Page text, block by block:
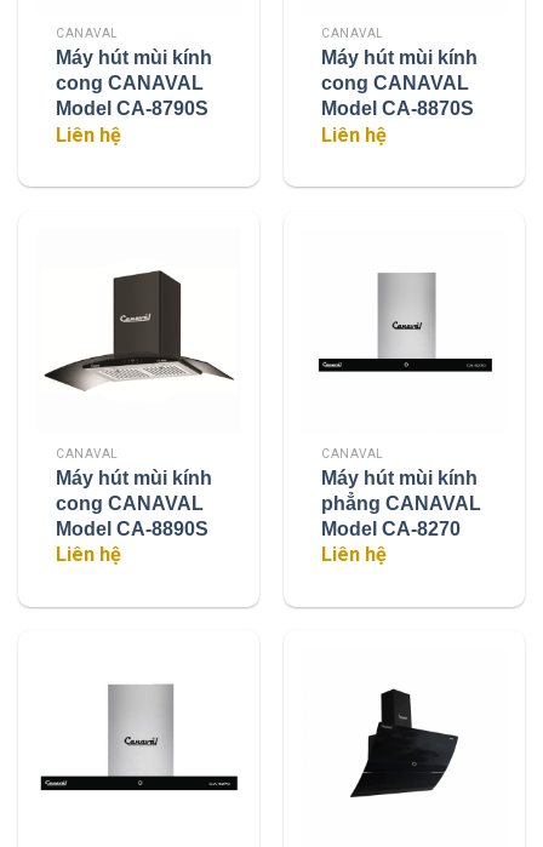
CANAVAL
Máy hút mùi kính
cong CANAVAL
Model CA-8790S
Liên hệ
CANAVAL
Máy hút mùi kính
cong CANAVAL
Model CA-8870S
Liên hệ
CANAVAL
Máy hút mùi kính
cong CANAVAL
Model CA-8890S
Liên hệ
CANAVAL
Máy hút mùi kính
phẳng CANAVAL
Model CA-8270
Liên hệ